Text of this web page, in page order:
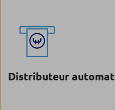
Distributeur